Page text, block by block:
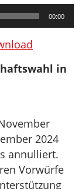
00:00
in
2024
annulliert.
Vorwürfe